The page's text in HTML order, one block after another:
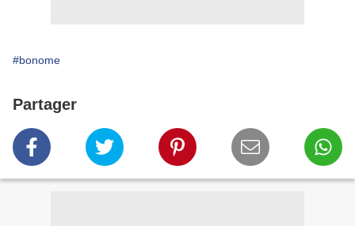
#bonome
Partager